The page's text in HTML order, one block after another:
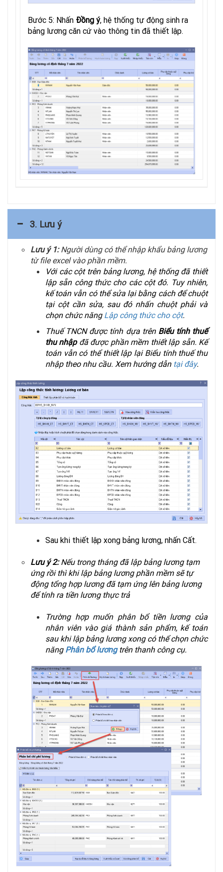
Bước 5: Nhấn Đồng ý, hệ thống tự động sinh ra
bảng lương căn cứ vào thông tin đã thiết lập.
3. Lưu ý
Lưu ý 1:Người dùng có thể nhập khẩu bảng lương
từ file excel vào phần mềm.
Với các cột trên bảng lương, hệ thống đã thiết
lập sẵn công thức cho các cột đó. Tuy nhiên,
kế toán vẫn có thể sửa lại bằng cách để chuột
tại cột cần sửa, sau đó nhấn chuột phải và
chọn chức năng Lập công thức cho cột.
Thuế TNCN được tính dựa trên Biểu tính thuế
thu nhập đã được phần mềm thiết lập sẵn. Kế
toán vẫn có thể thiết lập lại Biểu tính thuế thu
nhập theo nhu cầu. Xem hướng dẫn tại đây.
Sau khi thiết lập xong bảng lương, nhấn Cất.
Lưu ý 2:Nếu trong tháng đã lập bảng lương tạm
ứng rồi thì khi lập bảng lương phần mềm sẽ tự
động tổng hợp lương đã tạm ứng lên bảng lương
để tính ra tiền lương thực trả
Trường hợp muốn phân bổ tiền lương của
nhân viên vào giá thành sản phẩm, kế toán
sau khi lập bảng lương xong có thể chọn chức
năng Phân bổ lươngtrên thanh công cụ.